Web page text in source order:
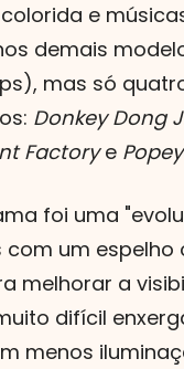
e
demais
mas só
Donkey Dong
Factorye
foi uma
um espelho
melhorar a
difícil
menos